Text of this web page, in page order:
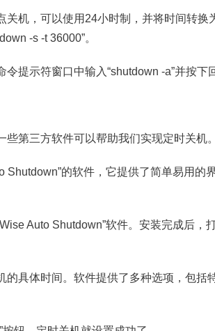
关机，可以使用24小时制，并将时间转换
-s -t 36000”。
提示符窗口中输入“shutdown -a”并按下
些第三方软件可以帮助我们实现定时关机。
Shutdown”的软件，它提供了简单易用的
Auto Shutdown”软件。安装完成后，
的具体时间。软件提供了多种选项，包括